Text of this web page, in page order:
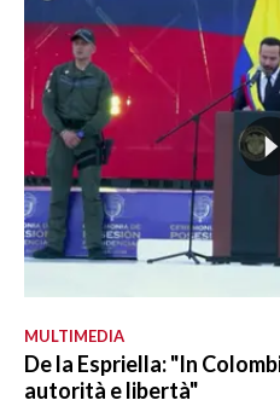
MULTIMEDIA
De la Espriella: "In
autorità e libertà"